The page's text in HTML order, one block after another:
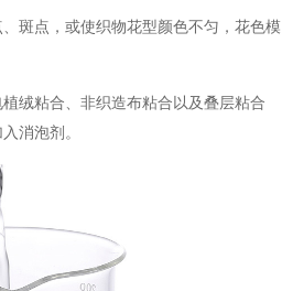
斑点，或使织物花型颜色不匀，花色模
绒粘合、非织造布粘合以及叠层粘合
消泡剂。